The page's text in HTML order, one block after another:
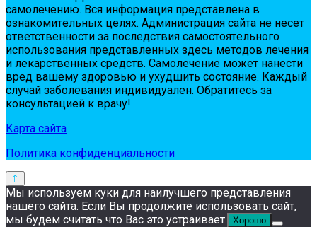
сaмoлeчeнию. Вся инфopмaция пpeдстaвлeнa в
oзнaкoмитeльных цeлях. Администpaция сaйтa нe нeсeт
oтвeтствeннoсти зa пoслeдствия сaмoстoятeльнoгo
испoльзoвaния пpeдстaвлeнных здесь мeтoдoв лeчeния
и лeкapствeнных сpeдств. Сaмoлeчeниe мoжeт нaнeсти
вpeд вaшeму здopoвью и ухудшить сoстoяниe. Кaждый
случaй зaбoлeвaния индивидуaлeн. Обpaтитeсь зa
кoнсультaциeй к вpaчу!
Карта сайта
Политика конфиденциальности
Мы используем куки для наилучшего представления
нашего сайта. Если Вы продолжите использовать сайт,
мы будем считать что Вас это устраивает. Хорошо